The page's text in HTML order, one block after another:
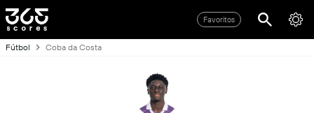
Favoritos
Fútbol Coba da Costa